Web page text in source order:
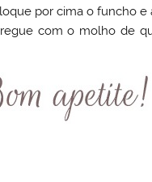
por cima o funcho e
com o molho de